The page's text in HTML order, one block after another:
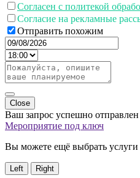
Согласен с политекой
Согласие на рекламные
Отправить похожим
Close
Ваш запрос успешно отправлен
Мероприятие под ключ
Вы можете ещё выбрать услуги
Left Right